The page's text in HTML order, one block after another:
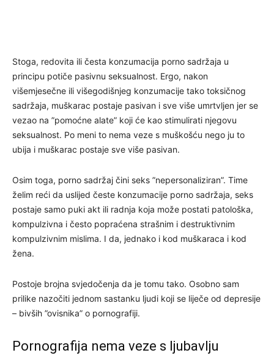
Stoga, redovita ili česta konzumacija porno sadržaja u
principu potiče pasivnu seksualnost. Ergo, nakon
višemjesečne ili višegodišnjeg konzumacije tako toksičnog
sadržaja, muškarac postaje pasivan i sve više umrtvljen jer se
vezao na ”pomoćne alate” koji će kao stimulirati njegovu
seksualnost. Po meni to nema veze s muškošću nego ju to
ubija i muškarac postaje sve više pasivan.
Osim toga, porno sadržaj čini seks ”nepersonaliziran”. Time
želim reći da uslijed česte konzumacije porno sadržaja, seks
postaje samo puki akt ili radnja koja može postati patološka,
kompulzivna i često popraćena strašnim i destruktivnim
kompulzivnim mislima. I da, jednako i kod muškaraca i kod
žena.
Postoje brojna svjedočenja da je tomu tako. Osobno sam
prilike nazočiti jednom sastanku ljudi koji se liječe od depresije
– bivših ”ovisnika” o pornografiji.
Pornografija nema veze s ljubavlju